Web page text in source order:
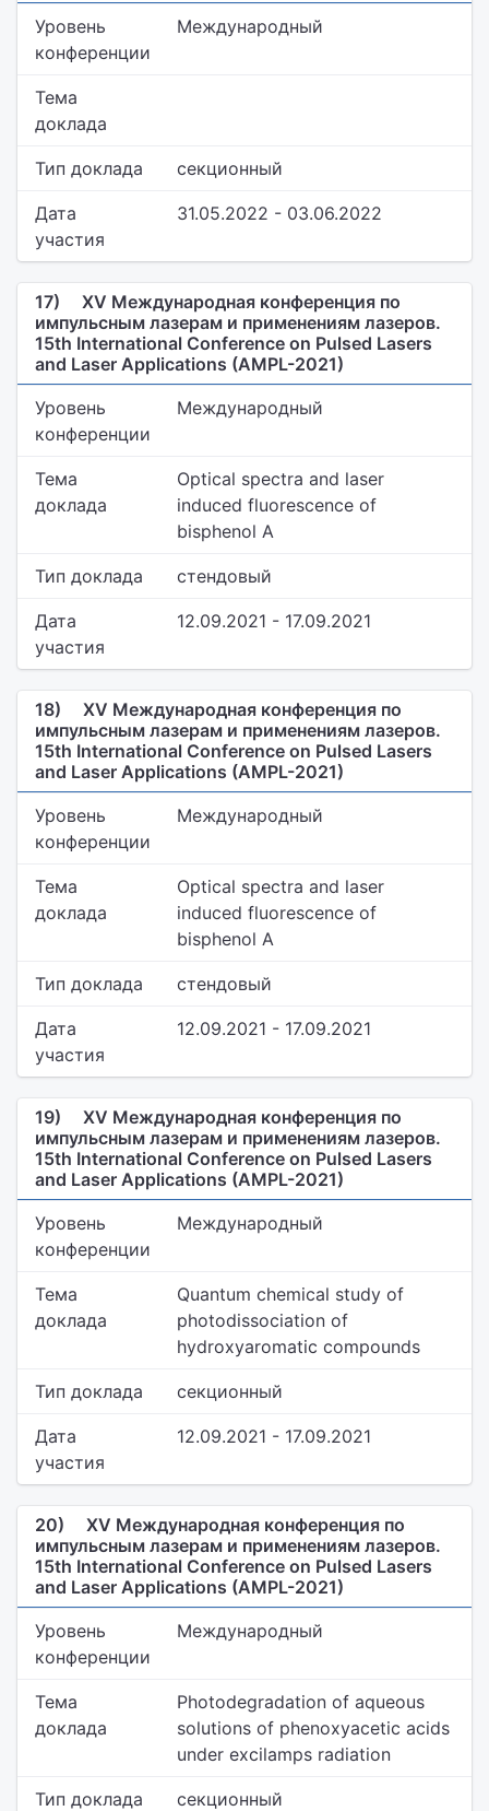
Уровень
конференции
Международный
Тема
доклада
Тип доклада секционный
Дата
участия
31.05.2022 - 03.06.2022
17)
XV Международная конференция по
импульсным лазерам и применениям лазеров.
15th International Conference on Pulsed Lasers
and Laser Applications (AMPL-2021)
Уровень
конференции
Международный
Тема
доклада
Optical spectra and laser
induced fluorescence of
bisphenol A
Тип доклада стендовый
Дата
участия
12.09.2021 - 17.09.2021
18)
XV Международная конференция по
импульсным лазерам и применениям лазеров.
15th International Conference on Pulsed Lasers
and Laser Applications (AMPL-2021)
Уровень
конференции
Международный
Тема
доклада
Optical spectra and laser
induced fluorescence of
bisphenol A
Тип доклада стендовый
Дата
участия
12.09.2021 - 17.09.2021
19)
XV Международная конференция по
импульсным лазерам и применениям лазеров.
15th International Conference on Pulsed Lasers
and Laser Applications (AMPL-2021)
Уровень
конференции
Международный
Тема
доклада
Quantum chemical study of
photodissociation of
hydroxyaromatic compounds
Тип доклада секционный
Дата
участия
12.09.2021 - 17.09.2021
20)
XV Международная конференция по
импульсным лазерам и применениям лазеров.
15th International Conference on Pulsed Lasers
and Laser Applications (AMPL-2021)
Уровень
конференции
Международный
Тема
доклада
Photodegradation of aqueous
solutions of phenoxyacetic acids
under excilamps radiation
Тип доклада секционный